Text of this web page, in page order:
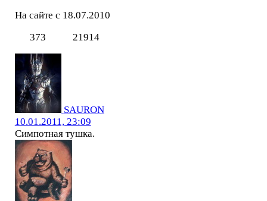
На сайте с 18.07.2010
373
21914
SAURON
10.01.2011, 23:09
Симпотная тушка.